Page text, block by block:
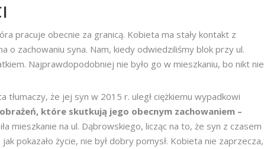
pracuje obecnie za granicą. Kobieta ma stały kontakt z
o zachowaniu syna. Nam, kiedy odwiedziliśmy blok przy ul.
Najprawdopodobniej nie było go w mieszkaniu, bo nikt nie
że jej syn w 2015 r. uległ ciężkiemu wypadkowi
które skutkują jego obecnym zachowaniem –
mieszkanie na ul. Dąbrowskiego, licząc na to, że syn z czasem
pokazało życie, nie był dobry pomysł. Kobieta nie zaprzecza,